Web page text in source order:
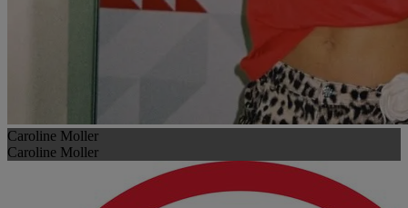
Caroline Moller
Caroline Moller